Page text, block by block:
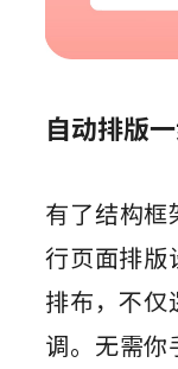
自动排版
有了结构框
行页面排版
排布，不仅
调。无需你